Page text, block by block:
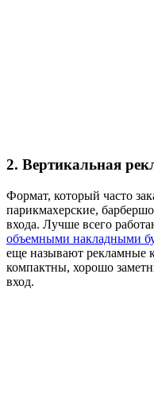
2. Вертикальная
Формат, который часто
парикмахерские,
входа. Лучше всего
объемными накладными
еще называют рекламные
компактны, хорошо
вход.